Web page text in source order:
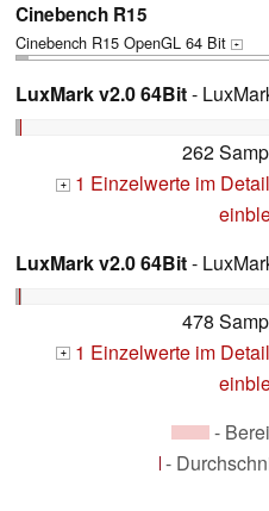
Cinebench R15
Cinebench R15 OpenGL 64 Bit +
LuxMark v2.0 64Bit-
262
+ 1 Einzelwerte im Detail
LuxMark v2.0 64Bit-
478
+ 1 Einzelwerte im Detail
-
-